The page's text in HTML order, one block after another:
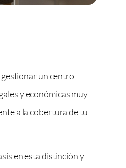
un centro
y económicas muy
a la cobertura de tu
en esta distinción y